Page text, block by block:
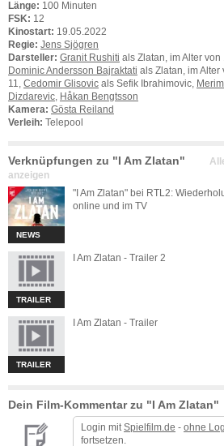
Länge: 100 Minuten
FSK: 12
Kinostart: 19.05.2022
Regie: Jens Sjögren
Darsteller: Granit Rushiti als Zlatan, im Alter von
Dominic Andersson Bajraktati als Zlatan, im Alter
11, Cedomir Glisovic als Sefik Ibrahimovic,
Dizdarevic
Håkan Bengtsson
Kamera: Gösta Reiland
Verleih: Telepool
Verknüpfungen zu "I Am Zlatan"
anzeigen
NEWS
"I Am Zlatan" bei RTL2:
online und im TV
TRAILER
I Am Zlatan - Trailer 2
TRAILER
I Am Zlatan - Trailer
Dein Film-Kommentar zu "I Am Zlatan"
Login mit Spielfilm.de - ohne
fortsetzen.